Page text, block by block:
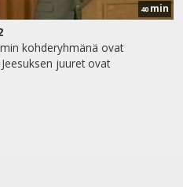
40 min
kohderyhmänä ovat
juuret ovat